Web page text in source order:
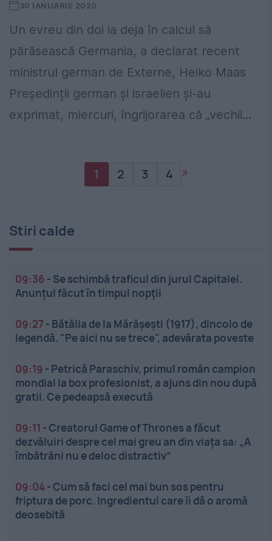
30 IANUARIE 2020
Un evreu din doi ia deja în calcul să
părăsească Germania, a declarat recent
ministrul german de Externe, Heiko Maas
Președinții german și israelien și-au
exprimat, miercuri, îngrijorarea că „vechii...
1 2 3 4 »
Stiri calde
09:36 - Se schimbă traficul din jurul Capitalei.
Anunțul făcut în timpul nopții
09:27 - Bătălia de la Mărășești (1917), dincolo de
legendă. "Pe aici nu se trece", adevărata poveste
09:19 - Petrică Paraschiv, primul român campion
mondial la box profesionist, a ajuns din nou după
gratii. Ce pedeapsă execută
09:11 -Creatorul Game of Thrones a făcut
dezvăluiri despre cel mai greu an din viața sa: „A
îmbătrâni nu e deloc distractiv”
09:04-Cum să faci cel mai bun sos pentru
friptura de porc. Ingredientul care îi dă o aromă
deosebită